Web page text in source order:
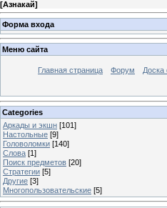
[Азнакай]
Форма входа
Меню сайта
Главная страница Форум Доска
Categories
Аркады и экшн [101]
Настольные [9]
Головоломки [140]
Слова [1]
Поиск предметов [20]
Стратегии [5]
Другие [3]
Многопользовательские [5]